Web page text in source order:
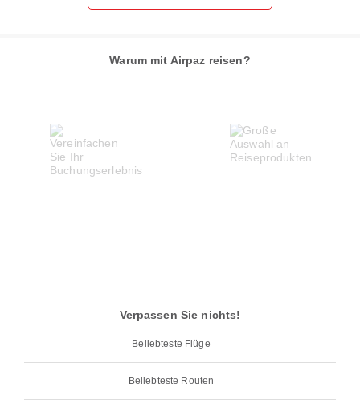
Warum mit Airpaz reisen?
Verpassen Sie nichts!
Beliebteste Flüge
Beliebteste Routen